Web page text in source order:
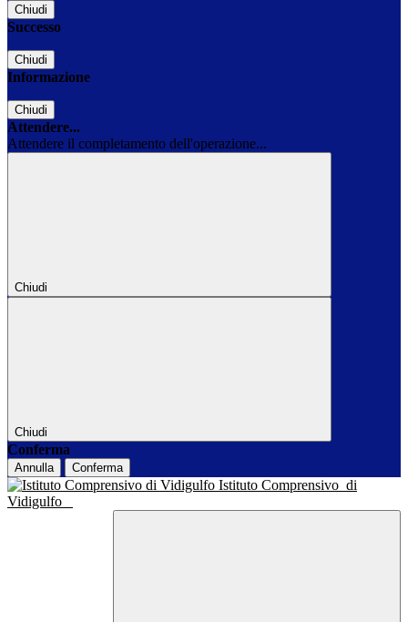
Chiudi
Successo
Chiudi
Informazione
Chiudi
Attendere...
Attendere il completamento dell'operazione...
Chiudi
Chiudi
Conferma
Annulla Conferma
Istituto Comprensivo di
Vidigulfo